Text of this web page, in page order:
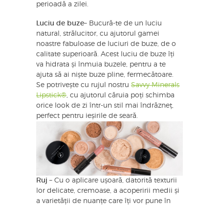
perioadă a zilei.
Luciu de buze– Bucură-te de un luciu
natural, strălucitor, cu ajutorul gamei
noastre fabuloase de luciuri de buze, de o
calitate superioară. Acest luciu de buze îți
va hidrata și înmuia buzele, pentru a te
ajuta să ai niște buze pline, fermecătoare.
Se potrivește cu rujul nostru Savvy Minerals
Lipstick®, cu ajutorul căruia poți schimba
orice look de zi într-un stil mai îndrăzneț,
perfect pentru ieșirile de seară.
Ruj – Cu o aplicare ușoară, datorită texturii
lor delicate, cremoase, a acoperirii medii și
a varietății de nuanțe care îți vor pune în